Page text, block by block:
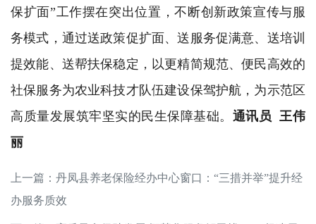
保扩面”工作摆在突出位置，不断创新政策宣传与服
务模式，通过送政策促扩面、送服务促满意、送培训
提效能、送帮扶保稳定，以更精简规范、便民高效的
社保服务为农业科技才队伍建设保驾护航，为示范区
高质量发展筑牢坚实的民生保障基础。 通讯员 王伟
丽
上一篇： 丹凤县养老保险经办中心窗口：“三措并举”提升经
办服务质效